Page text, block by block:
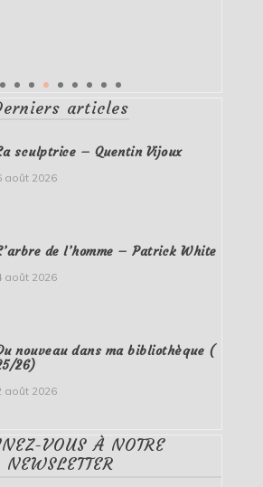
articles
sculptrice – Quentin Vijoux
août 2026
de l’homme – Patrick White
août 2026
nouveau dans ma bibliothèque (
26)
août 2026
VOUS À NOTRE
NEWSLETTER